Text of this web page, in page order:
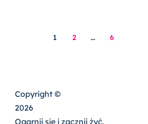
1 2 … 6
Copyright ©
2026
Ogarnij się i zacznij żyć.